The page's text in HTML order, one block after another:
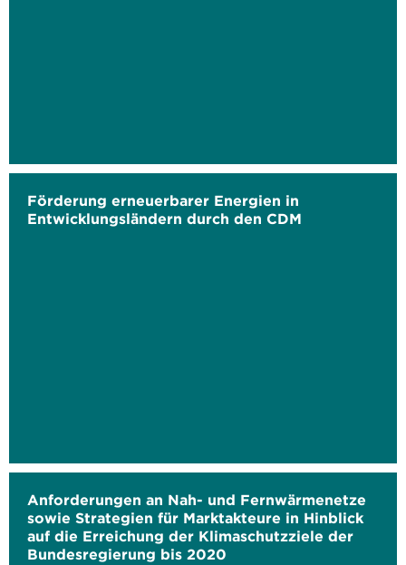
Förderung erneuerbarer Energien in
Entwicklungsländern durch den CDM
Anforderungen an Nah- und Fernwärmenetze
sowie Strategien für Marktakteure in Hinblick
auf die Erreichung der Klimaschutzziele der
Bundesregierung bis 2020